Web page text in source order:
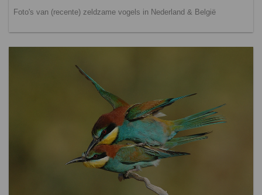
Foto's van (recente) zeldzame vogels in Nederland & België